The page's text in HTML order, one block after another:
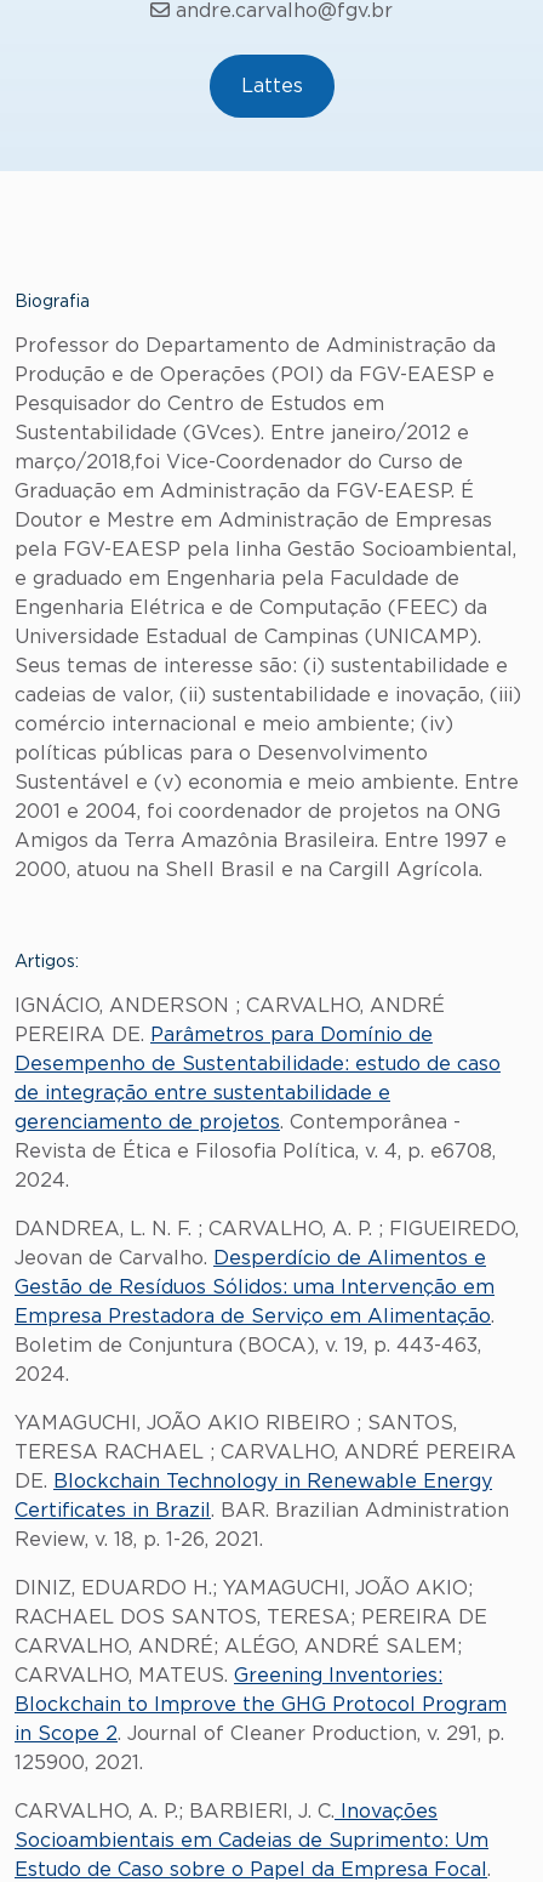
andre.carvalho@fgv.br
Lattes
Biografia
Professor do Departamento de Administração da
Produção e de Operações (POI) da FGV-EAESP e
Pesquisador do Centro de Estudos em
Sustentabilidade (GVces). Entre janeiro/2012 e
março/2018,foi Vice-Coordenador do Curso de
Graduação em Administração da FGV-EAESP. É
Doutor e Mestre em Administração de Empresas
pela FGV-EAESP pela linha Gestão Socioambiental,
e graduado em Engenharia pela Faculdade de
Engenharia Elétrica e de Computação (FEEC) da
Universidade Estadual de Campinas (UNICAMP).
Seus temas de interesse são: (i) sustentabilidade e
cadeias de valor, (ii) sustentabilidade e inovação, (iii)
comércio internacional e meio ambiente; (iv)
políticas públicas para o Desenvolvimento
Sustentável e (v) economia e meio ambiente. Entre
2001 e 2004, foi coordenador de projetos na ONG
Amigos da Terra Amazônia Brasileira. Entre 1997 e
2000, atuou na Shell Brasil e na Cargill Agrícola.
Artigos:
IGNÁCIO, ANDERSON ; CARVALHO, ANDRÉ
PEREIRA DE. Parâmetros para Domínio de
Desempenho de Sustentabilidade: estudo de caso
de integração entre sustentabilidade e
gerenciamento de projetos. Contemporânea -
Revista de Ética e Filosofia Política, v. 4, p. e6708,
2024.
DANDREA, L. N. F. ; CARVALHO, A. P. ; FIGUEIREDO,
Jeovan de Carvalho. Desperdício de Alimentos e
Gestão de Resíduos Sólidos: uma Intervenção em
Empresa Prestadora de Serviço em Alimentação.
Boletim de Conjuntura (BOCA), v. 19, p. 443-463,
2024.
YAMAGUCHI, JOÃO AKIO RIBEIRO ; SANTOS,
TERESA RACHAEL ; CARVALHO, ANDRÉ PEREIRA
DE. Blockchain Technology in Renewable Energy
Certificates in Brazil . BAR. Brazilian Administration
Review, v. 18, p. 1-26, 2021.
DINIZ, EDUARDO H.; YAMAGUCHI, JOÃO AKIO;
RACHAEL DOS SANTOS, TERESA; PEREIRA DE
CARVALHO, ANDRÉ; ALÉGO, ANDRÉ SALEM;
CARVALHO, MATEUS. Greening Inventories:
Blockchain to Improve the GHG Protocol Program
in Scope 2. Journal of Cleaner Production, v. 291, p.
125900, 2021.
CARVALHO, A. P.; BARBIERI, J. C. Inovações
Socioambientais em Cadeias de Suprimento: Um
Estudo de Caso sobre o Papel da Empresa Focal .